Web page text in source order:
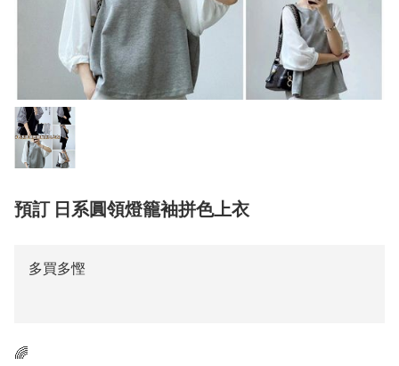
預訂 日系圓領燈籠袖拼色上衣
多買多慳
🌈